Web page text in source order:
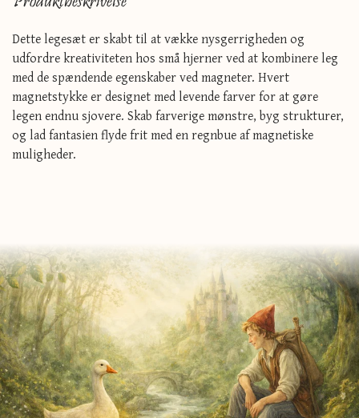
Dette legesæt er skabt til at vække nysgerrigheden og
udfordre kreativiteten hos små hjerner ved at kombinere leg
med de spændende egenskaber ved magneter. Hvert
magnetstykke er designet med levende farver for at gøre
legen endnu sjovere. Skab farverige mønstre, byg strukturer,
og lad fantasien flyde frit med en regnbue af magnetiske
muligheder.